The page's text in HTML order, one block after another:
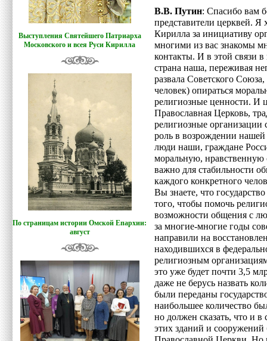
Выступления Святейшего Патриарха
Московского и всея Руси Кирилла
По страницам истории Омской Епархии:
август
В.В. Путин: Спасибо вам
представители церквей. Я
Кирилла за инициативу
многими из вас знакомы
контакты. И в этой связи в
страна наша, переживая
развала Советского
человек) опираться
религиозные ценности. И
Православная Церковь,
религиозные
роль в возрождении нашей
люди наши, граждане
моральную, нравственную
важно для стабильности
каждого конкретного
Вы знаете, что
того, чтобы помочь
возможности общения с
за многие-многие годы
направили на
находившихся в
религиозным
это уже будет почти 3,5
даже не берусь назвать
были переданы
наибольшее количество
но должен сказать, что и в
этих зданий и